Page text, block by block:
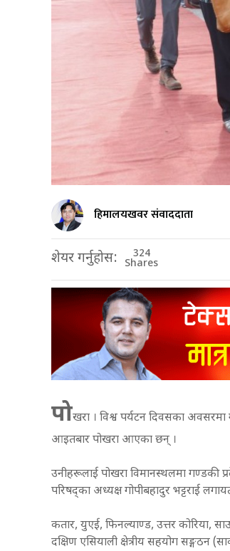
हिमालयखवर संवाददाता
शेयर गर्नुहोस: 324
Shares
पोखरा । विश्व पर्यटन दिवसका अवसरमा
आइतबार पोखरा आएका छन् ।
उनीहरूलाई पोखरा विमानस्थलमा गण्डकी
परिषद्का अध्यक्ष गोपीबहादुर भट्टराई
कतार, युएई, फिनल्याण्ड, उत्तर कोरिया,
दक्षिण एसियाली क्षेत्रीय सहयोग सङ्गठन